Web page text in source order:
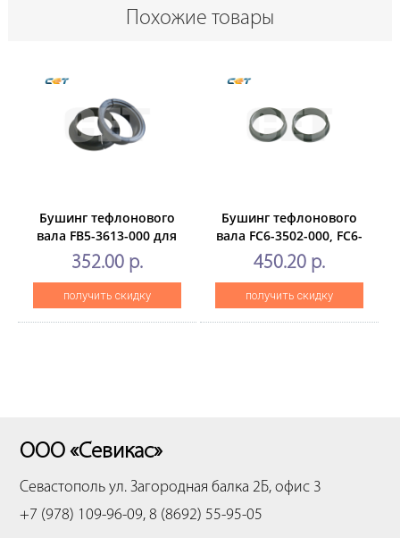
Похожие товары
Бушинг тефлонового
вала FB5-3613-000 для
CANONiR5000/6000 (CET),
2 шт/компл, CET5143
352.00 р.
получить скидку
Бушинг тефлонового
вала FC6-3502-000, FC6-
3856-000,FC9-8069-000
для CANON iR
ADVANCE6055/6065/6075/
(CET), 2 шт/компл,
CET2831
450.20 р.
получить скидку
ООО «Севикас»
Севастополь ул. Загородная балка 2Б, офис 3
+7 (978) 109-96-09, 8 (8692) 55-95-05